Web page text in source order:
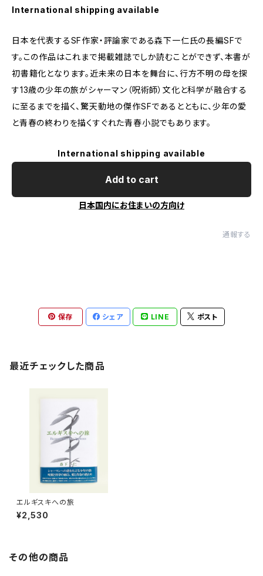
International shipping available
日本を代表するSF作家・評論家である森下一仁氏の長編SFで
す。この作品はこれまで掲載雑誌でしか読むことができず、本書が
初書籍化となります。近未来の日本を舞台に、行方不明の母を探
す13歳の少年の旅がシャーマン（呪術師）文化と科学が融合する
に至るまでを描く、驚天動地の傑作SFであるとともに、少年の愛
と青春の終わりを描くすぐれた青春小説でもあります。
International shipping available
Add to cart
日本国内にお住まいの方向け
通報する
保存 シェア LINE ポスト
最近チェックした商品
エルギスキへの旅
¥2,530
その他の商品